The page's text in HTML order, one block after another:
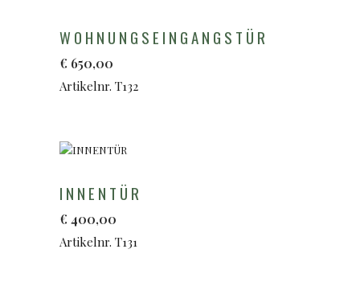
WOHNUNGSEINGANGSTÜR
€ 650,00
Artikelnr. T132
INNENTÜR
€ 400,00
Artikelnr. T131